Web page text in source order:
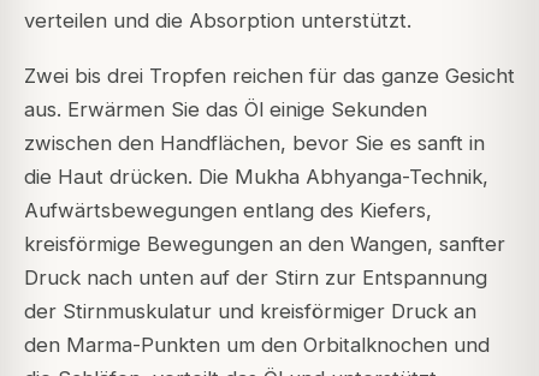
verteilen und die Absorption unterstützt.
Zwei bis drei Tropfen reichen für das ganze Gesicht
aus. Erwärmen Sie das Öl einige Sekunden
zwischen den Handflächen, bevor Sie es sanft in
die Haut drücken. Die Mukha Abhyanga-Technik,
Aufwärtsbewegungen entlang des Kiefers,
kreisförmige Bewegungen an den Wangen, sanfter
Druck nach unten auf der Stirn zur Entspannung
der Stirnmuskulatur und kreisförmiger Druck an
den Marma-Punkten um den Orbitalknochen und